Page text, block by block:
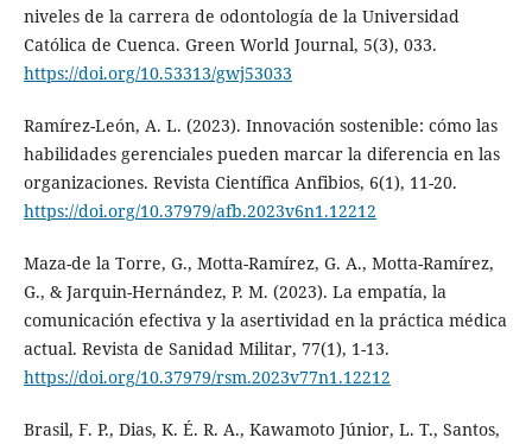
niveles de la carrera de odontología de la Universidad
Católica de Cuenca. Green World Journal, 5(3), 033.
https://doi.org/10.53313/gwj53033
Ramírez-León, A. L. (2023). Innovación sostenible: cómo las
habilidades gerenciales pueden marcar la diferencia en las
organizaciones. Revista Científica Anfibios, 6(1), 11-20.
https://doi.org/10.37979/afb.2023v6n1.12212
Maza-de la Torre, G., Motta-Ramírez, G. A., Motta-Ramírez,
G., & Jarquin-Hernández, P. M. (2023). La empatía, la
comunicación efectiva y la asertividad en la práctica médica
actual. Revista de Sanidad Militar, 77(1), 1-13.
https://doi.org/10.37979/rsm.2023v77n1.12212
Brasil, F. P., Dias, K. É. R. A., Kawamoto Júnior, L. T., Santos,